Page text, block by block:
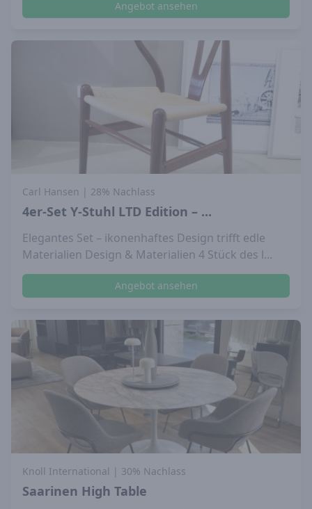
Angebot ansehen
Carl Hansen | 28% Nachlass
4er-Set Y-Stuhl LTD Edition – ...
Elegantes Set – ikonenhaftes Design trifft edle
Materialien Design & Materialien 4 Stück des l...
Angebot ansehen
Knoll International | 30% Nachlass
Saarinen High Table